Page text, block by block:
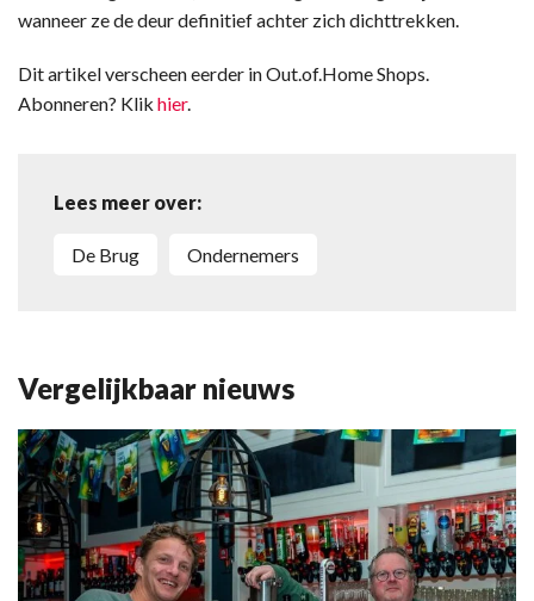
wanneer ze de deur definitief achter zich dichttrekken.
Dit artikel verscheen eerder in Out.of.Home Shops.
Abonneren? Klik hier.
Lees meer over:
De Brug Ondernemers
Vergelijkbaar nieuws